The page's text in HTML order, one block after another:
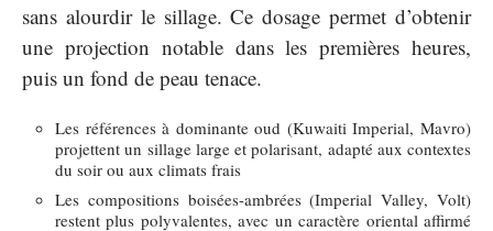
sans alourdir le sillage. Ce dosage permet d’obtenir
une projection notable dans les premières heures,
puis un fond de peau tenace.
Les références à dominante oud (Kuwaiti Imperial, Mavro)
projettent un sillage large et polarisant, adapté aux contextes
du soir ou aux climats frais
Les compositions boisées-ambrées (Imperial Valley, Volt)
restent plus polyvalentes, avec un caractère oriental affirmé